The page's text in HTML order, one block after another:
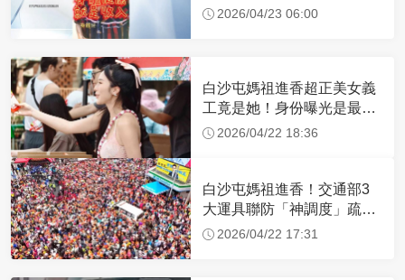
幕2026/04/23 06:00
白沙屯媽祖進香超正美女義
工竟是她！身份曝光是最美
禮生 一輩子不結婚
2026/04/22 18:36
白沙屯媽祖進香！交通部3
大運具聯防「神調度」疏運
32.1萬創新高
2026/04/22 17:31